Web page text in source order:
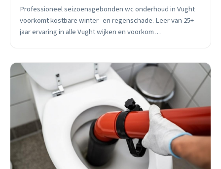
Professioneel seizoensgebonden wc onderhoud in Vught
voorkomt kostbare winter- en regenschade. Leer van 25+
jaar ervaring in alle Vught wijken en voorkom